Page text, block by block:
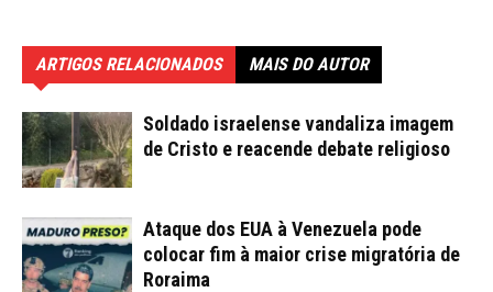
ARTIGOS RELACIONADOS MAIS DO AUTOR
Soldado israelense vandaliza imagem
de Cristo e reacende debate religioso
Ataque dos EUA à Venezuela pode
colocar fim à maior crise migratória de
Roraima